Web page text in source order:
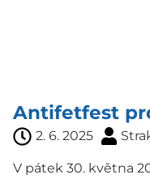
Antifetfest
2. 6. 2025
V pátek 30. května